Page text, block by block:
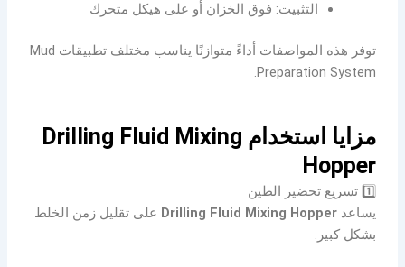
التثبيت: فوق الخزان أو على هيكل متحرك
توفر هذه المواصفات أداءً متوازنًا يناسب مختلف تطبيقات Mud
Preparation System.
مزايا استخدام Drilling Fluid Mixing
Hopper
1️⃣ تسريع تحضير الطين
يساعدDrilling Fluid Mixing Hopper على تقليل زمن الخلط
بشكل كبير.